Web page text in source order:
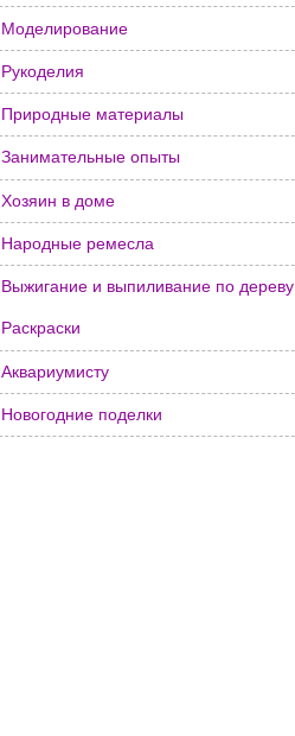
Моделирование
Рукоделия
Природные материалы
Занимательные опыты
Хозяин в доме
Народные ремесла
Выжигание и выпиливание по дереву
Раскраски
Аквариумисту
Новогодние поделки